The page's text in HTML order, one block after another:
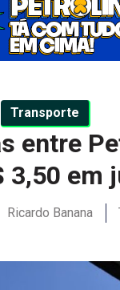
Transporte
entre
3,50 em
Ricardo Banana